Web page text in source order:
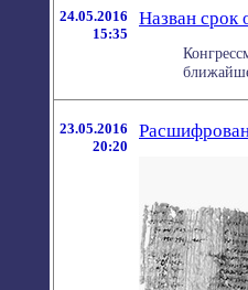
24.05.2016
15:35
Назван срок
23.05.2016
20:20